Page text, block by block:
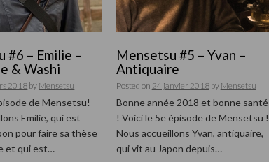
#6 – Emilie –
& Washi
2018by Mensetsu
de Mensetsu!
Emilie, qui est
pour faire sa thèse
et qui est…
Mensetsu #5 – Yvan –
Antiquaire
Posted on 24 janvier 2018 by Mensetsu
Bonne année 2018 et bonne santé
! Voici le 5e épisode de Mensetsu !
Nous accueillons Yvan, antiquaire,
qui vit au Japon depuis…